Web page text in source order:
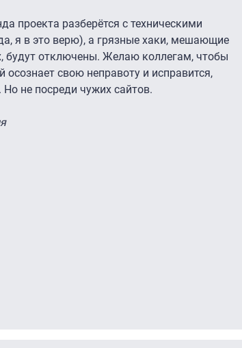
проекта разберётся с техническими
я в это верю), а грязные хаки, мешающие
будут отключены. Желаю коллегам, чтобы
свою неправоту и исправится,
не посреди чужих сайтов.